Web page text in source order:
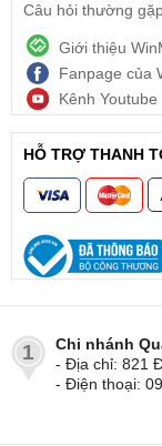
Câu hỏi thường
Giới thiệu
Fanpage của
Kênh Youtube
HỖ TRỢ THANH
1
Chi nhánh
- Địa chỉ: 821
- Điện thoại: